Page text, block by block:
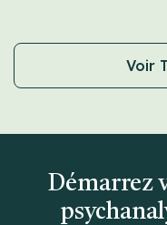
Voir
Démarrez